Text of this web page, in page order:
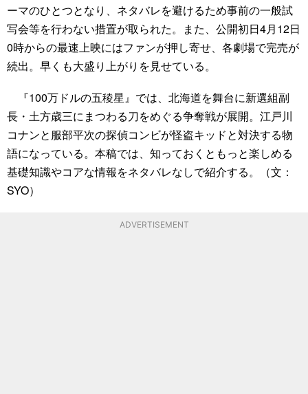
ーマのひとつとなり、ネタバレを避けるため事前の一般試
写会等を行わない措置が取られた。また、公開初日4月12日
0時からの最速上映にはファンが押し寄せ、各劇場で完売が
続出。早くも大盛り上がりを見せている。
『100万ドルの五稜星』では、北海道を舞台に新選組副
長・土方歳三にまつわる刀をめぐる争奪戦が展開。江戸川
コナンと服部平次の探偵コンビが怪盗キッドと対決する物
語になっている。本稿では、知っておくともっと楽しめる
基礎知識やコアな情報をネタバレなしで紹介する。（文：
SYO）
ADVERTISEMENT